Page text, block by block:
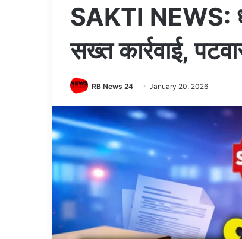
SAKTI NEWS:
सख्त कार्रवाई,
RB News 24 January 20, 2026